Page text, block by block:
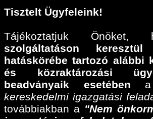
Tisztelt Ügyfeleink!
Tájékoztatjuk
szolgáltatáson
hatáskörébe tartozó alábbi
és közraktározási
beadványaik esetében a
kereskedelmi igazgatási
továbbiakban a "Nem